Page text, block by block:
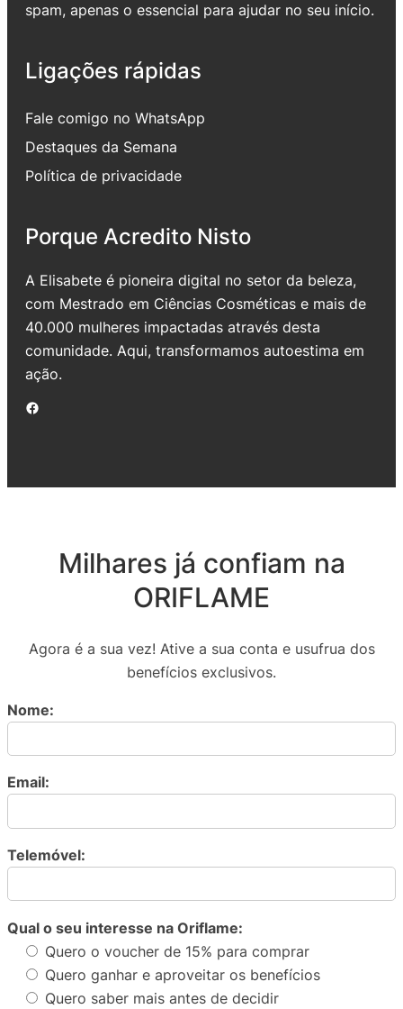
spam, apenas o essencial para ajudar no seu início.
Ligações rápidas
Fale comigo no WhatsApp
Destaques da Semana
Política de privacidade
Porque Acredito Nisto
A Elisabete é pioneira digital no setor da beleza,
com Mestrado em Ciências Cosméticas e mais de
40.000 mulheres impactadas através desta
comunidade. Aqui, transformamos autoestima em
ação.
Facebook
Milhares já confiam na
ORIFLAME
Agora é a sua vez! Ative a sua conta e usufrua dos
benefícios exclusivos.
Nome:
Email:
Telemóvel:
Qual o seu interesse na Oriflame:
Quero o voucher de 15% para comprar
Quero ganhar e aproveitar os benefícios
Quero saber mais antes de decidir